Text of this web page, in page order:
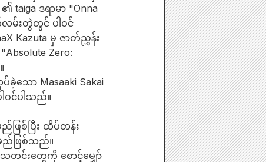
ဒရာမာ "Onna
တ်လမ်းတွဲတွင် ပါဝင်
Kazuta မှ ဇာတ်ညွှန်း
Zero:
ော Masaaki Sakai
ဝင်ပါသည်။
ဖြစ်ပြီး ထိပ်တန်း
ည်ဖြစ်သည်။
င်းတွေကို စောင့်မျှော်